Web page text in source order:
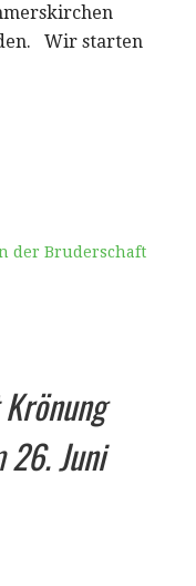
Wir starten
der Bruderschaft
26. Juni